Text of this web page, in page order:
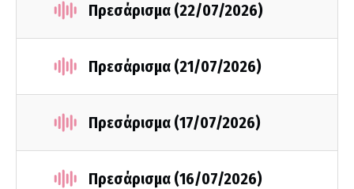
Πρεσάρισμα (22/07/2026)
Πρεσάρισμα (21/07/2026)
Πρεσάρισμα (17/07/2026)
Πρεσάρισμα (16/07/2026)